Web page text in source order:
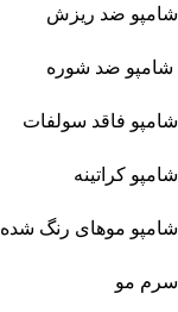
شامپو ضد ریزش
شامپو ضد شوره
شامپو فاقد سولفات
شامپو کراتینه
شامپو موهای رنگ شده
سرم مو